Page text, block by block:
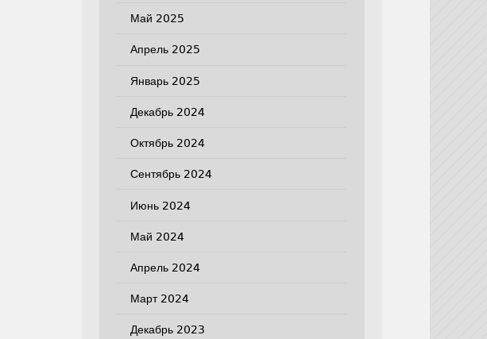
Май 2025
Апрель 2025
Январь 2025
Декабрь 2024
Октябрь 2024
Сентябрь 2024
Июнь 2024
Май 2024
Апрель 2024
Март 2024
Декабрь 2023